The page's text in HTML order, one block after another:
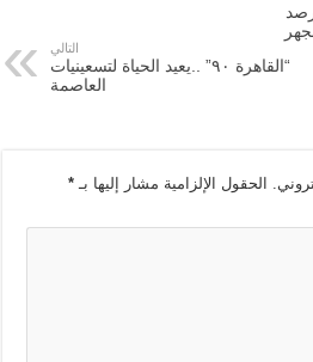
التالي
“القاهرة ٩٠” ..يعيد الحياة لتسعينيات
العاصمة
الحقول الإلزامية مشار إليها بـ*